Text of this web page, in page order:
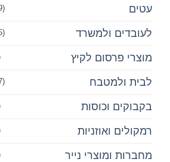
עטים (189)
לעובדים ולמשרד (665)
מוצרי פרסום לקיץ
לבית ולמטבח (177)
בקבוקים וכוסות
רמקולים ואוזניות
מחברות ומוצרי נייר